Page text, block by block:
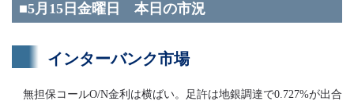
■5月15日金曜日 本日の市況
インターバンク市場
無担保コールO/N金利は横ばい。足許は地銀調達で0.727%が出合